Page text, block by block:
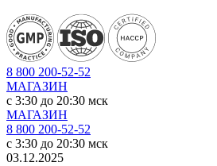
8 800 200-52-52
МАГАЗИН
c 3:30 до 20:30 мск
МАГАЗИН
8 800 200-52-52
c 3:30 до 20:30 мск
03.12.2025